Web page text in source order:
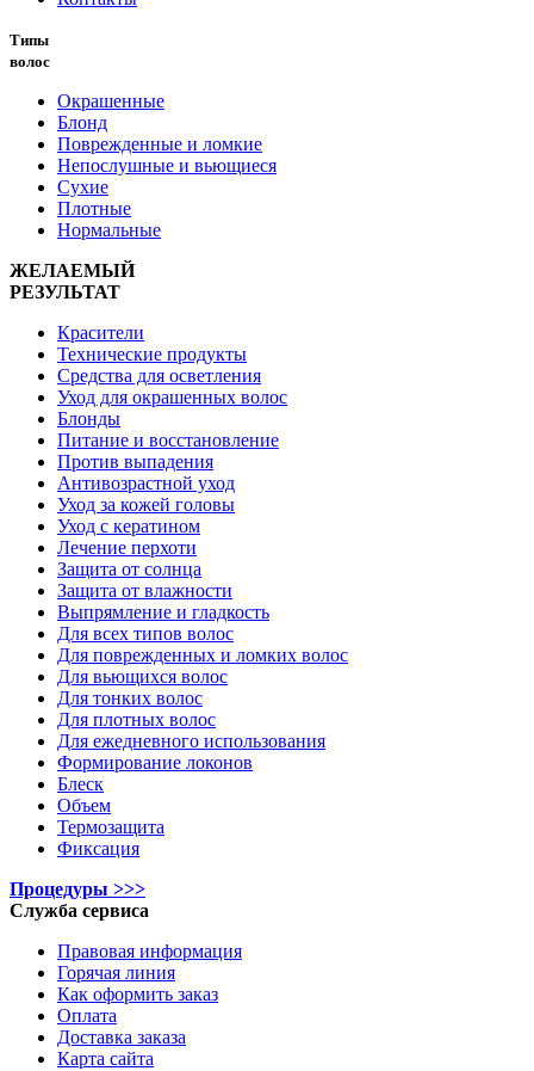
Типы
волос
Окрашенные
Блонд
Поврежденные и ломкие
Непослушные и вьющиеся
Сухие
Плотные
Нормальные
ЖЕЛАЕМЫЙ
РЕЗУЛЬТАТ
Красители
Технические продукты
Средства для осветления
Уход для окрашенных волос
Блонды
Питание и восстановление
Против выпадения
Антивозрастной уход
Уход за кожей головы
Уход с кератином
Лечение перхоти
Защита от солнца
Защита от влажности
Выпрямление и гладкость
Для всех типов волос
Для поврежденных и ломких волос
Для вьющихся волос
Для тонких волос
Для плотных волос
Для ежедневного использования
Формирование локонов
Блеск
Объем
Термозащита
Фиксация
Процедуры >>>
Служба сервиса
Правовая информация
Горячая линия
Как оформить заказ
Оплата
Доставка заказа
Карта сайта